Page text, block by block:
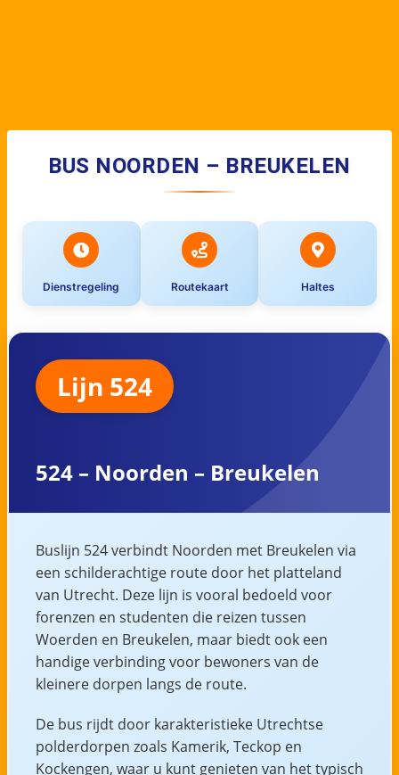
BUS NOORDEN – BREUKELEN
Dienstregeling Routekaart Haltes
Lijn 524
524 – Noorden – Breukelen
Buslijn 524 verbindt Noorden met Breukelen via
een schilderachtige route door het platteland
van Utrecht. Deze lijn is vooral bedoeld voor
forenzen en studenten die reizen tussen
Woerden en Breukelen, maar biedt ook een
handige verbinding voor bewoners van de
kleinere dorpen langs de route.
De bus rijdt door karakteristieke Utrechtse
polderdorpen zoals Kamerik, Teckop en
Kockengen, waar u kunt genieten van het typisch